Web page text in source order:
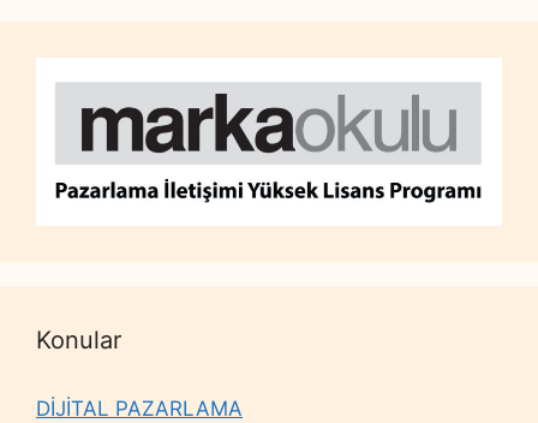
Konular
DİJİTAL PAZARLAMA